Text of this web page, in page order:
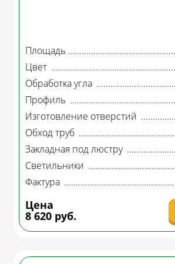
Площадь
Цвет
Обработка угла
Профиль
Изготовление отверстий
Обход труб
Закладная под люстру
Светильники
Фактура
Цена
8 620 руб.